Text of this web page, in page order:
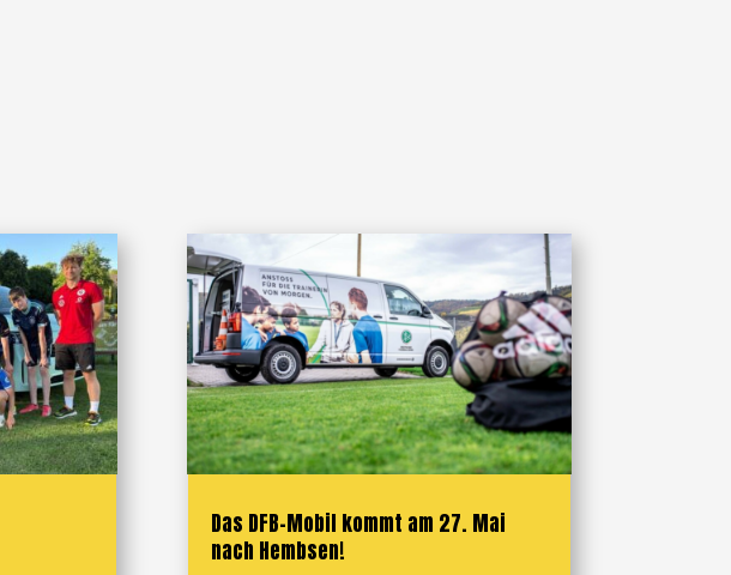
Das DFB-Mobil kommt am 27. Mai
nach Hembsen!